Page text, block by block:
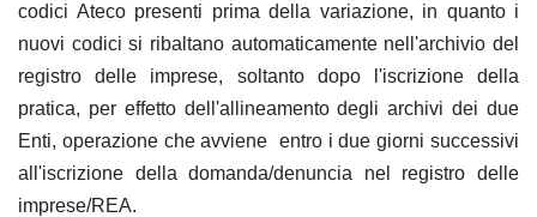
codici Ateco presenti prima della variazione, in quanto i
nuovi codici si ribaltano automaticamente nell'archivio del
registro delle imprese, soltanto dopo l'iscrizione della
pratica, per effetto dell'allineamento degli archivi dei due
Enti, operazione che avviene entro i due giorni successivi
all'iscrizione della domanda/denuncia nel registro delle
imprese/REA.